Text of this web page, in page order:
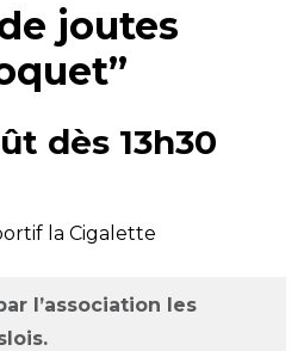
joutes
dès 13h30
la Cigalette
l’association les